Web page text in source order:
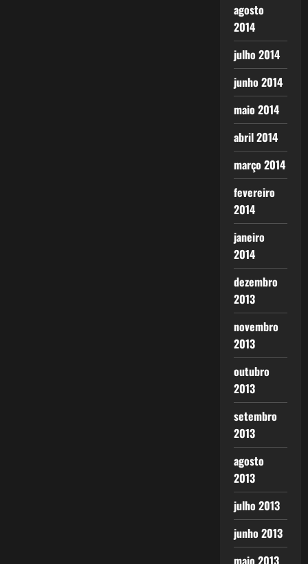
agosto
2014
julho 2014
junho 2014
maio 2014
abril 2014
março 2014
fevereiro
2014
janeiro
2014
dezembro
2013
novembro
2013
outubro
2013
setembro
2013
agosto
2013
julho 2013
junho 2013
maio 2013